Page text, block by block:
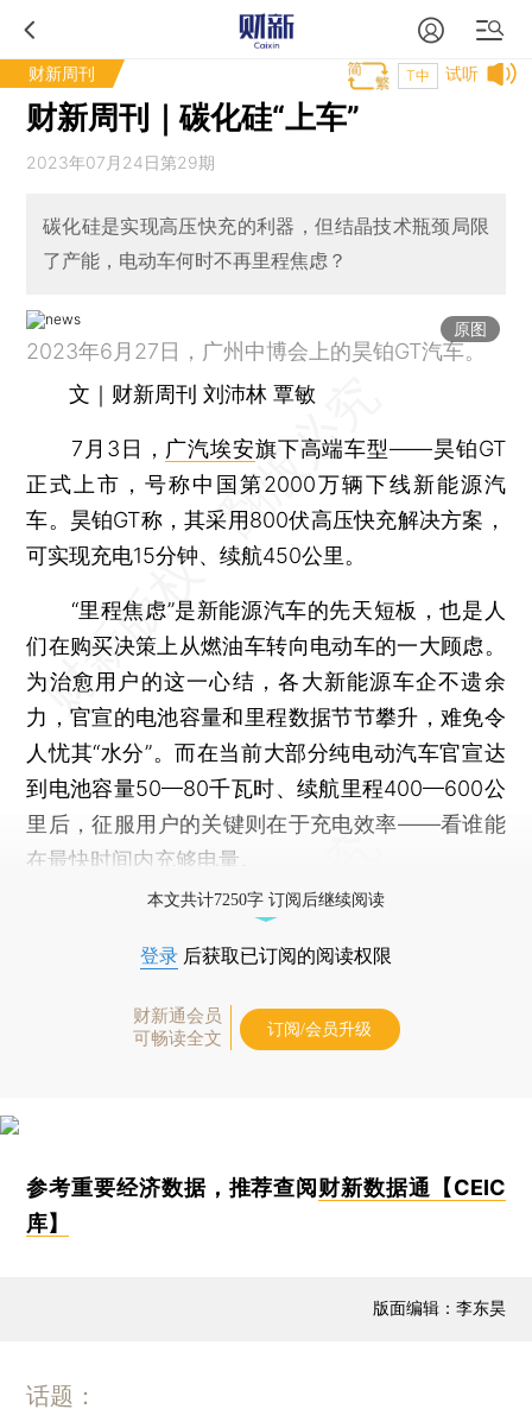
财新周刊 试听
T中
财新周刊｜碳化硅“上车”
2023年07月24日第29期
碳化硅是实现高压快充的利器，但结晶技术瓶颈局限
了产能，电动车何时不再里程焦虑？
原图
2023年6月27日，广州中博会上的昊铂GT汽车。
文｜财新周刊 刘沛林 覃敏
7月3日， 广汽埃安旗下高端车型——昊铂GT
正式上市，号称中国第2000万辆下线新能源汽
车。昊铂GT称，其采用800伏高压快充解决方案，
可实现充电15分钟、续航450公里。
“里程焦虑”是新能源汽车的先天短板，也是人
们在购买决策上从燃油车转向电动车的一大顾虑。
为治愈用户的这一心结，各大新能源车企不遗余
力，官宣的电池容量和里程数据节节攀升，难免令
人忧其“水分”。而在当前大部分纯电动汽车官宣达
到电池容量50—80千瓦时、续航里程400—600公
里后，征服用户的关键则在于充电效率——看谁能
在最快时间内充够电量。
本文共计7250字 订阅后继续阅读
登录 后获取已订阅的阅读权限
财新通会员
可畅读全文
订阅/会员升级
参考重要经济数据，推荐查阅 财新数据通【CEIC
库】
版面编辑：李东昊
话题：